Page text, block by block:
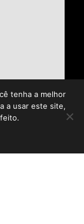
tenha a melhor
a usar este site,